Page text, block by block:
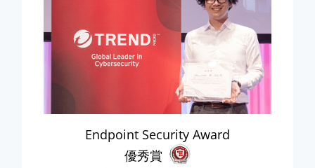
Endpoint Security Award
優秀賞